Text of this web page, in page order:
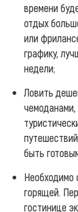
времени
отдых
или
графику,
недели;
Ловить
быть
Необходимо
горящей.
гостинице